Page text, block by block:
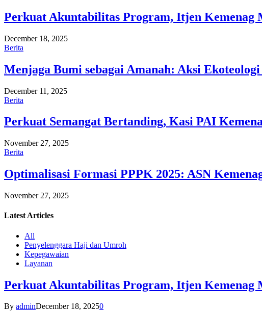
Perkuat Akuntabilitas Program, Itjen Kemenag
December 18, 2025
Berita
Menjaga Bumi sebagai Amanah: Aksi
December 11, 2025
Berita
Perkuat Semangat Bertanding, Kasi PAI
November 27, 2025
Berita
Optimalisasi Formasi PPPK 2025: ASN
November 27, 2025
Latest Articles
All
Penyelenggara Haji dan Umroh
Kepegawaian
Layanan
Perkuat Akuntabilitas Program, Itjen Kemenag
By adminDecember 18, 20250